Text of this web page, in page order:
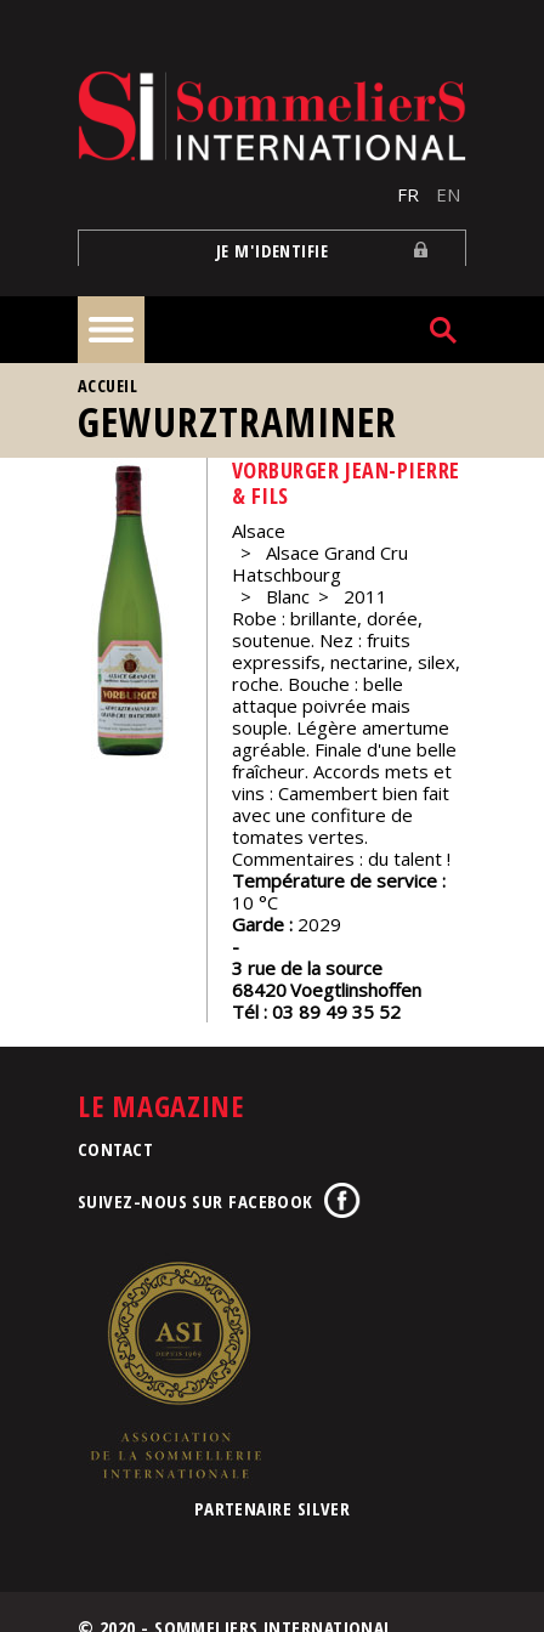
FR EN
JE M'IDENTIFIE
À
la
une
Reportages
Nos
événements
Spiritueux
Notes
la
VOUS ÊTES ICI
ACCUEIL
GEWURZTRAMINER
VORBURGER JEAN-PIERRE
& FILS
Alsace
Alsace Grand Cru
Hatschbourg
Blanc
2011
Robe : brillante, dorée,
soutenue. Nez : fruits
expressifs, nectarine, silex,
roche. Bouche : belle
attaque poivrée mais
souple. Légère amertume
agréable. Finale d'une belle
fraîcheur. Accords mets et
vins : Camembert bien fait
avec une confiture de
tomates vertes.
Commentaires : du talent !
Température de service :
10
Garde : 2029
3 rue de la source
68420Voegtlinshoffen
Tél : 03 89 49 35 52
LE MAGAZINE
CONTACT
SUIVEZ-NOUS SUR FACEBOOK
PARTENAIRE SILVER
© 2020 - SOMMELIERS INTERNATIONAL